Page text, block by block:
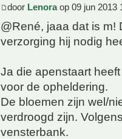
door Lenoraop 09 jun 2013
@René, jaaa dat is
verzorging hij nodig
Ja die apenstaart
voor de opheldering.
De bloemen zijn wel/
verdroogd zijn.
vensterbank.